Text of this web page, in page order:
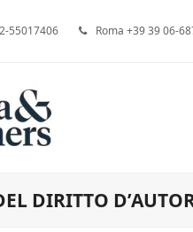
55017406 Roma +39 39 06-
DIRITTO